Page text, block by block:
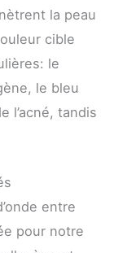
la peau
cible
le
le bleu
l’acné, tandis
entre
pour notre